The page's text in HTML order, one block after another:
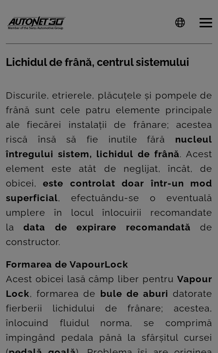
CLIENTI
CARIERE
DOCUMENTE
UTILE
CSR
PRESS
ROOM
CONTACT
Lichidul de frână, centrul sistemului
Discurile, etrierele, plăcuțele și pompele de
frână sunt cele patru elemente principale
ale fiecărei instalații de frânare; acestea
riscă însă să fie inutile fără nucleul
întregului sistem, lichidul de frână. Acest
element este atât de neglijat, încât, de
obicei,este controlat doar într-un mod
superficial, efectuându-se o eventuală
umplere în locul înlocuirii recomandate
ladata de expirare recomandată de
constructor.
Formarea de VapourLock
Acest obicei lasă câmp liber pentru Vapour
Lock, formarea de bule de aburi datorate
fierberii lichidului de frânare; acestea,
înlocuind fluidul norma, se comprimă
împingând pedala până la sfârșitul cursei